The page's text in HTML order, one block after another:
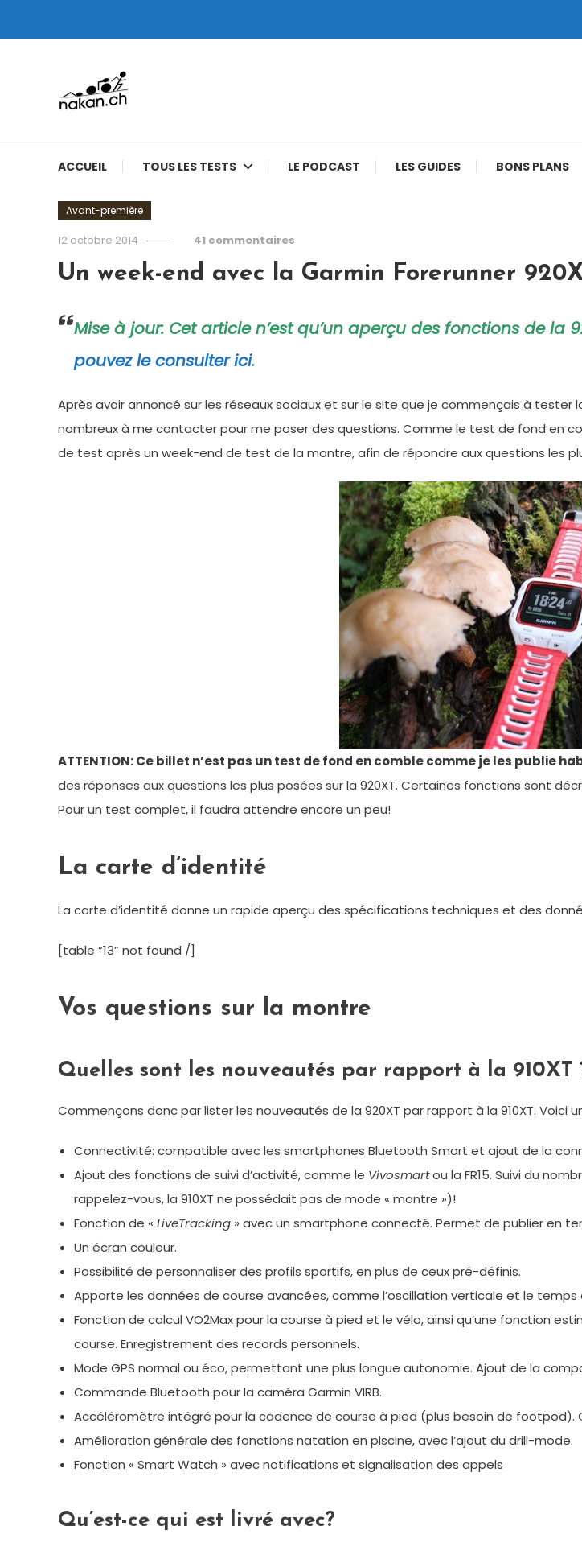
ACCUEIL TOUS LES TESTS LE PODCAST LES GUIDES BONS PLANS
Avant-première
12 octobre 2014 41 commentaires
Un week-end avec la Garmin Forerunner
Mise à jour: Cet article n’est qu’un aperçu des fonctions de la
pouvez le consulter ici.
Après avoir annoncé sur les réseaux sociaux et sur le site que je commençais à tester
nombreux à me contacter pour me poser des questions. Comme le test de fond en
de test après un week-end de test de la montre, afin de répondre aux questions les
ATTENTION: Ce billet n’est pas un test de fond en comble comme je les publie
des réponses aux questions les plus posées sur la 920XT. Certaines fonctions sont
Pour un test complet, il faudra attendre encore un peu!
La carte d’identité
La carte d’identité donne un rapide aperçu des spécifications techniques et des
[table “13” not found /]
Vos questions sur la montre
Quelles sont les nouveautés par rapport à la 910XT
Commençons donc par lister les nouveautés de la 920XT par rapport à la 910XT. Voici
Connectivité: compatible avec les smartphones Bluetooth Smart et ajout de la
Ajout des fonctions de suivi d’activité, comme le Vivosmartou la FR15. Suivi du
rappelez-vous, la 910XT ne possédait pas de mode « montre »)!
Fonction de « LiveTracking » avec un smartphone connecté. Permet de publier en
Un écran couleur.
Possibilité de personnaliser des profils sportifs, en plus de ceux pré-définis.
Apporte les données de course avancées, comme l’oscillation verticale et le temps
Fonction de calcul VO2Max pour la course à pied et le vélo, ainsi qu’une fonction
course. Enregistrement des records personnels.
Mode GPS normal ou éco, permettant une plus longue autonomie. Ajout de la
Commande Bluetooth pour la caméra Garmin VIRB.
Accéléromètre intégré pour la cadence de course à pied (plus besoin de footpod).
Amélioration générale des fonctions natation en piscine, avec l’ajout du drill-mode.
Fonction « Smart Watch » avec notifications et signalisation des appels
Qu’est-ce qui est livré avec?